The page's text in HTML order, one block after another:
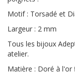
Motif : Torsadé et
Largeur : 2 mm
Tous les bijoux
atelier.
Matière : Doré à l'or